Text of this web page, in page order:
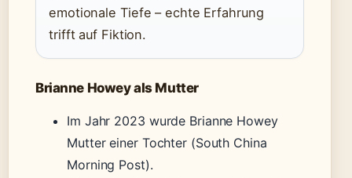
emotionale Tiefe – echte Erfahrung
trifft auf Fiktion.
Brianne Howey als Mutter
Im Jahr 2023 wurde Brianne Howey
Mutter einer Tochter (South China
Morning Post).